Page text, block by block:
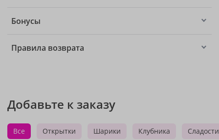
Бонусы
Правила возврата
Добавьте к заказу
Все Открытки Шарики Клубника Сладости